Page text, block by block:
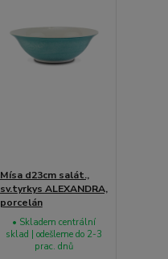
Mísa d23cm salát.,
sv.tyrkys ALEXANDRA,
porcelán
• Skladem centrální
sklad | odešleme do 2-3
prac. dnů